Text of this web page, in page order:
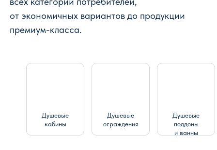
от экономичных вариантов до продукции
премиум-класса.
Душевые
кабины
Душевые
ограждения
Душевые
поддоны
и ванны